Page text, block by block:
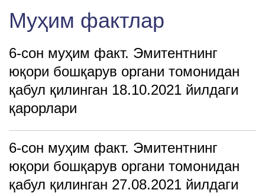
Муҳим фактлар
6-сон муҳим факт. Эмитентнинг
юқори бошқарув органи томонидан
қабул қилинган 18.10.2021 йилдаги
қарорлари
6-сон муҳим факт. Эмитентнинг
юқори бошқарув органи томонидан
қабул қилинган 27.08.2021 йилдаги